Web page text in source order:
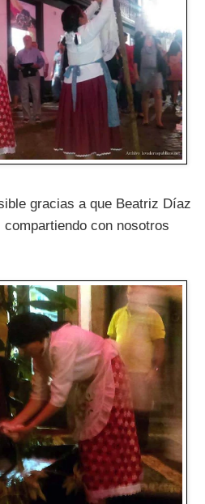
gracias a que Beatriz Díaz
con nosotros